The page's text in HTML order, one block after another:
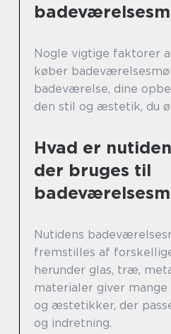
Nogle vigtige faktorer
køber
badeværelse, dine
den stil og æstetik, du
Hvad er
der bruges til
Nutidens
fremstilles af
herunder glas, træ,
materialer giver
og æstetikker, der
og indretning.